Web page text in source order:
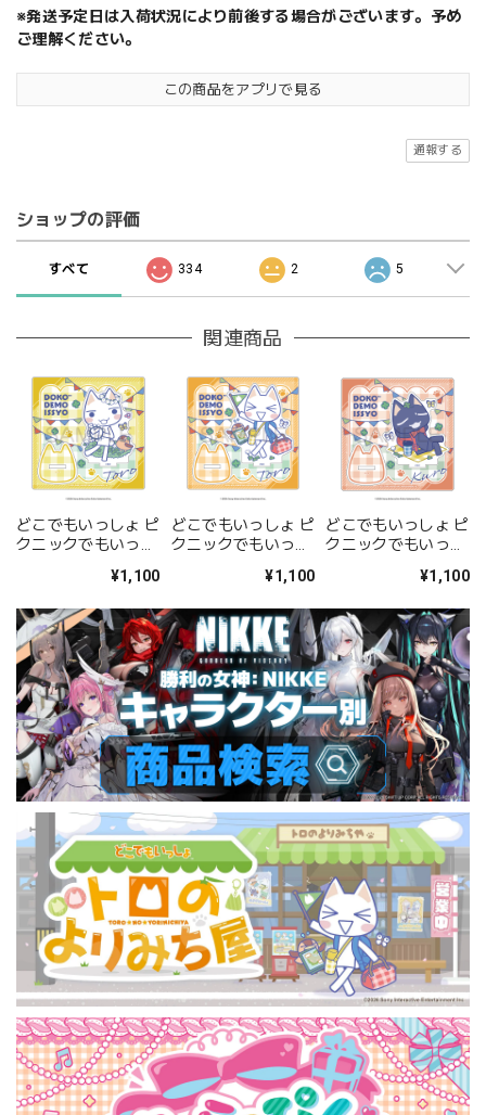
※発送予定日は入荷状況により前後する場合がございます。予め
ご理解ください。
この商品をアプリで見る
通報する
ショップの評価
すべて 334 2 5
関連商品
どこでもいっしょ ピ
クニックでもいっし
<トロ 花冠ver.>¥1,100
どこでもいっしょ ピ
クニックでもいっし
¥1,100
どこでもいっしょ ピ
クニックでもいっし
¥1,100